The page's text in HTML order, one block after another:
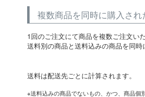
複数商品を同時に購入さ
1回のご注文にて商品を複数ご注文い
送料別の商品と送料込みの商品を同
送料は配送先ごとに計算されます。
送料込みの商品でないもの、かつ、商品個